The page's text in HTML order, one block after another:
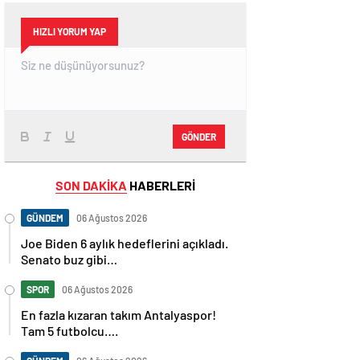
HIZLI YORUM YAP
GÖNDER
SON DAKİKA HABERLERİ
GÜNDEM 06 Ağustos 2026
Joe Biden 6 aylık hedeflerini açıkladı.
Senato buz gibi…
SPOR 06 Ağustos 2026
En fazla kızaran takım Antalyaspor!
Tam 5 futbolcu….